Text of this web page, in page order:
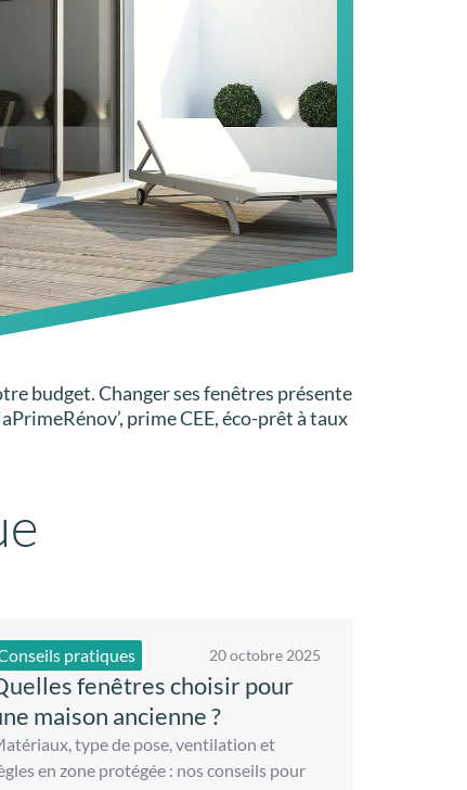
budget. Changer ses fenêtres présente
prime CEE, éco-prêt à taux
pratiques 20 octobre 2025
fenêtres choisir pour
maison ancienne ?
type de pose, ventilation et
en zone protégée : nos conseils pour